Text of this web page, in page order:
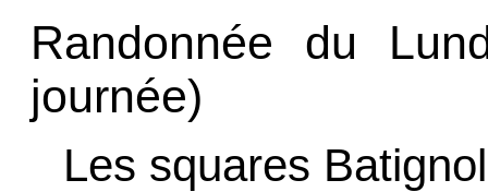
Randonnée du
journée)
Les squares